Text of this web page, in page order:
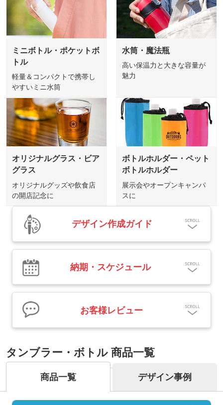
ミニボトル・ポケットボ
トル
軽量＆コンパクトで携帯し
やすいミニ水筒
水筒・魔法瓶
高い保温力と大きな容量が
魅力
オリジナルグラス・ビア
グラス
オリジナルグッズや飲食店
の開店記念に
ボトルホルダー・ペット
ボトルホルダー
展示会やオープンキャンパ
スに
デザイン作成ガイド
納期・スケジュール
お客様レビュー
タンブラー・ボトル 商品一覧
商品一覧 デザイン事例